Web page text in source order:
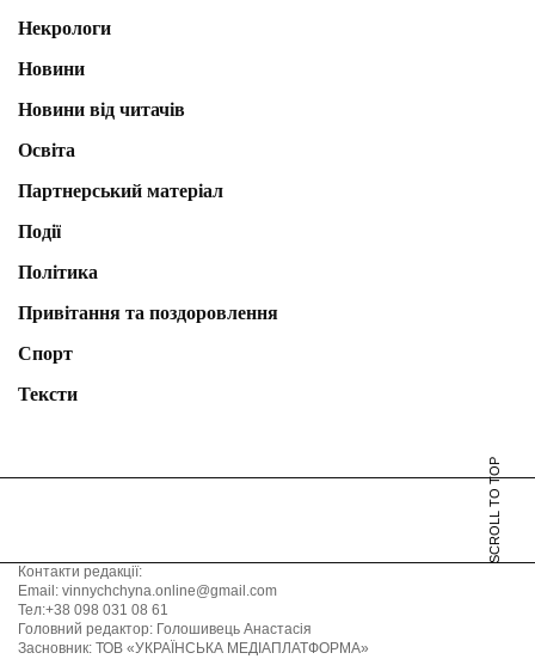
Некрологи
Новини
Новини від читачів
Освіта
Партнерський матеріал
Події
Політика
Привітання та поздоровлення
Спорт
Тексти
SCROLL TO TOP
Контакти редакції:
Email: vinnychchyna.online@gmail.com
Тел:+38 098 031 08 61
Головний редактор: Голошивець Анастасія
Засновник: ТОВ «УКРАЇНСЬКА МЕДІАПЛАТФОРМА»